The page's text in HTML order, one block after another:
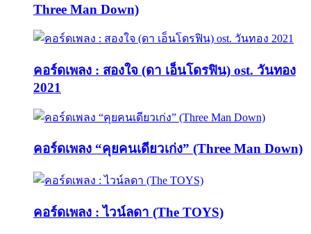
Three Man Down)
คอร์ดเพลง : สองใจ (ดา เอ็นโดรฟิน) ost. วันทอง
2021
คอร์ดเพลง “คุยคนเดียวเก่ง” (Three Man Down)
คอร์ดเพลง : ไวน์ลดา (The TOYS)